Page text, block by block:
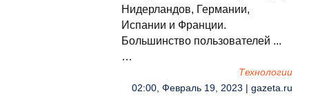
Нидерландов, Германии,
Испании и Франции.
Большинство пользователей ...
…
Технологии
02:00, Февраль 19, 2023 | gazeta.ru